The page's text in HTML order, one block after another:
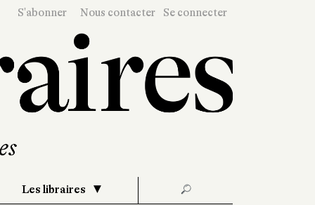
S'abonner Nous contacter Se connecter
Les libraires 🔎